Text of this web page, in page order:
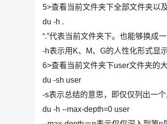
5>查看当前文件夹下全部文件夹以
du -h .
“.”代表当前文件夹下。也能够换成
-h表示用K、M、G的人性化形式显
6>查看当前文件夹下user文件夹的
du -sh user
-s表示总结的意思，即仅仅列出一
du -h --max-depth=0 user